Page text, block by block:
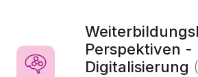
Perspektiven -
Digitalisierung